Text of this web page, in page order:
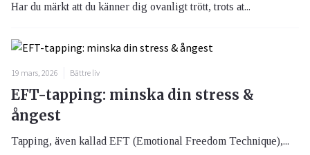
Har du märkt att du känner dig ovanligt trött, trots at...
19 mars, 2026 Bättre liv
EFT-tapping: minska din stress &
ångest
Tapping, även kallad EFT (Emotional Freedom Technique),...